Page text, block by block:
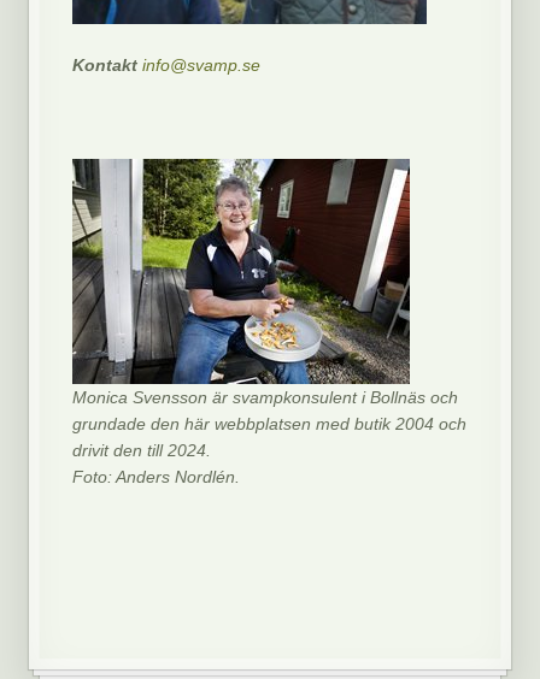
Kontaktinfo@svamp.se
Monica Svensson är svampkonsulent i Bollnäs och
grundade den här webbplatsen med butik 2004 och
drivit den till 2024.
Foto: Anders Nordlén.